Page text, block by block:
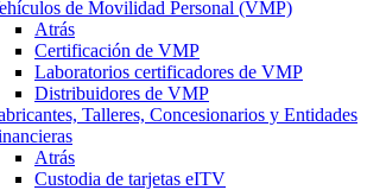
de Movilidad Personal (VMP)
Atrás
Certificación de VMP
Laboratorios certificadores de VMP
Distribuidores de VMP
Talleres, Concesionarios y Entidades
Atrás
Custodia de tarjetas eITV